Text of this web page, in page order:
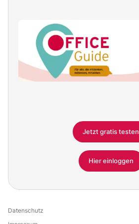
Jetzt gratis testen
Hier einloggen
Datenschutz